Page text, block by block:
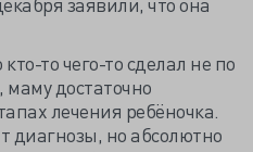
то чего-то сделал не по
маму достаточно
лечения ребёночка.
диагнозы, но абсолютно